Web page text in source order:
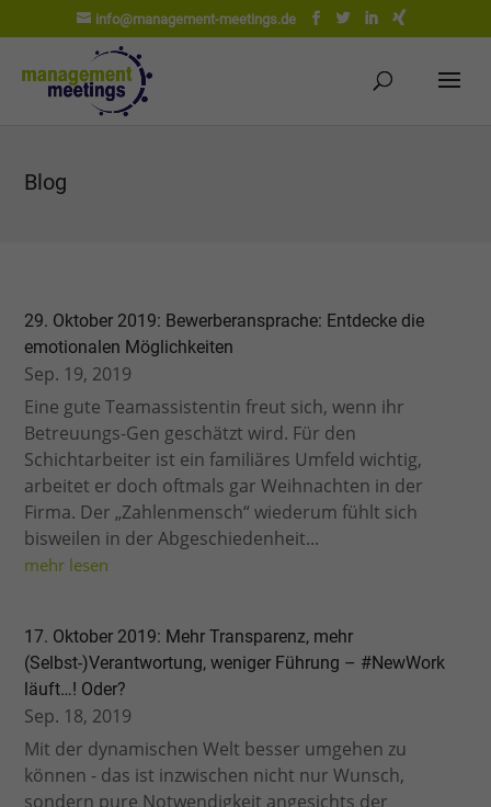
info@management-meetings.de
Blog
29. Oktober 2019: Bewerberansprache: Entdecke die
emotionalen Möglichkeiten
Sep. 19, 2019
Eine gute Teamassistentin freut sich, wenn ihr
Betreuungs-Gen geschätzt wird. Für den
Schichtarbeiter ist ein familiäres Umfeld wichtig,
arbeitet er doch oftmals gar Weihnachten in der
Firma. Der „Zahlenmensch“ wiederum fühlt sich
bisweilen in der Abgeschiedenheit...
mehr lesen
17. Oktober 2019: Mehr Transparenz, mehr
(Selbst-)Verantwortung, weniger Führung – #NewWork
läuft…! Oder?
Sep. 18, 2019
Mit der dynamischen Welt besser umgehen zu
können - das ist inzwischen nicht nur Wunsch,
sondern pure Notwendigkeit angesichts der